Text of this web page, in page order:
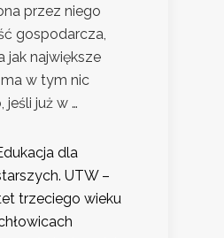
przez niego
gospodarcza,
jak największe
ma w tym nic
jeśli już w …
dla
UTW –
trzeciego wieku